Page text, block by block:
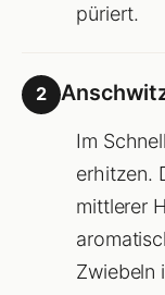
püriert.
2
Im
erhitzen.
mittlerer
Zwiebeln